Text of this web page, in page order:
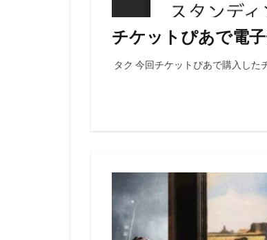
チケットぴあで電
タク 今回チケットぴあで購入した